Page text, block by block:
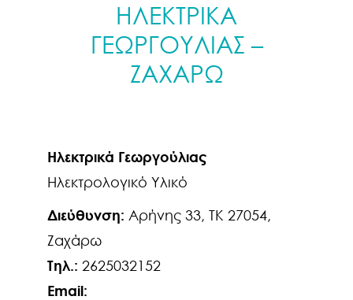
ΗΛΕΚΤΡΙΚΑ
ΓΕΩΡΓΟΥΛΙΑΣ –
ΖΑΧΑΡΩ
Ηλεκτρικά Γεωργούλιας
Ηλεκτρολογικό Υλικό
Διεύθυνση: Αρήνης 33, ΤΚ 27054,
Ζαχάρω
Τηλ.: 2625032152
Email: